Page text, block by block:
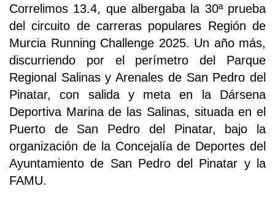
Correlimos 13.4, que albergaba la 30ª prueba
del circuito de carreras populares Región de
Murcia Running Challenge 2025. Un año más,
discurriendo por el perímetro del Parque
Regional Salinas y Arenales de San Pedro del
Pinatar, con salida y meta en la Dársena
Deportiva Marina de las Salinas, situada en el
Puerto de San Pedro del Pinatar, bajo la
organización de la Concejalía de Deportes del
Ayuntamiento de San Pedro del Pinatar y la
FAMU.